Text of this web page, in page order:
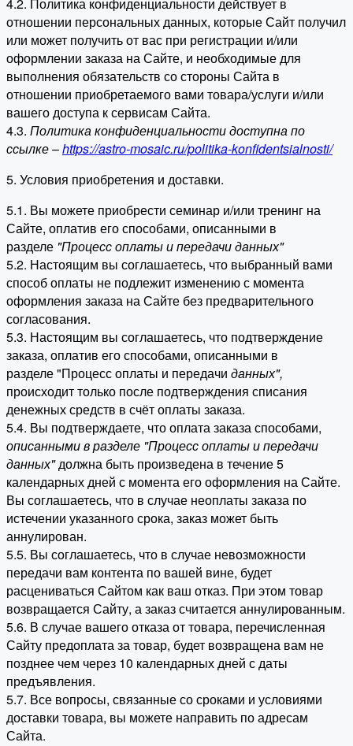
4.2. Политика конфиденциальности действует в
отношении персональных данных, которые Сайт получил
или может получить от вас при регистрации и/или
оформлении заказа на Сайте, и необходимые для
выполнения обязательств со стороны Сайта в
отношении приобретаемого вами товара/услуги и/или
вашего доступа к сервисам Сайта.
4.3. Политика конфиденциальности доступна по
ссылке –https://astro-mosaic.ru/politika-konfidentsialnosti/
5. Условия приобретения и доставки.
5.1. Вы можете приобрести семинар и/или тренинг на
Сайте, оплатив его способами, описанными в
разделе "Процесс оплаты и передачи данных"
5.2. Настоящим вы соглашаетесь, что выбранный вами
способ оплаты не подлежит изменению с момента
оформления заказа на Сайте без предварительного
согласования.
5.3. Настоящим вы соглашаетесь, что подтверждение
заказа, оплатив его способами, описанными в
разделе "Процесс оплаты и передачи данных",
происходит только после подтверждения списания
денежных средств в счёт оплаты заказа.
5.4. Вы подтверждаете, что оплата заказа способами,
описанными в разделе "Процесс оплаты и передачи
данных"должна быть произведена в течение 5
календарных дней с момента его оформления на Сайте.
Вы соглашаетесь, что в случае неоплаты заказа по
истечении указанного срока, заказ может быть
аннулирован.
5.5. Вы соглашаетесь, что в случае невозможности
передачи вам контента по вашей вине, будет
расцениваться Сайтом как ваш отказ. При этом товар
возвращается Сайту, а заказ считается аннулированным.
5.6. В случае вашего отказа от товара, перечисленная
Сайту предоплата за товар, будет возвращена вам не
позднее чем через 10 календарных дней с даты
предъявления.
5.7. Все вопросы, связанные со сроками и условиями
доставки товара, вы можете направить по адресам
Сайта.